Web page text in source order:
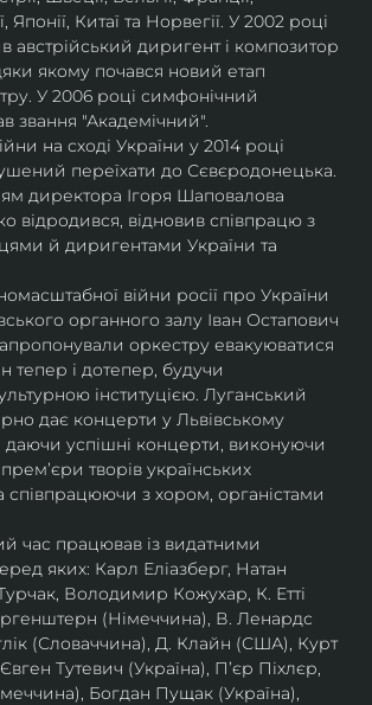
Японії, Китаї та Норвегії. У 2002 році
австрійський диригент і композитор
якому почався новий етап
У 2006 році симфонічний
звання "Академічний".
на сході України у 2014 році
переїхати до Сєвєродонецька.
директора Ігоря Шаповалова
відродився, відновив співпрацю з
й диригентами України та
війни росії про України
органного залу Іван Остапович
оркестру евакуюватися
тепер і дотепер, будучи
інституцією. Луганський
дає концерти у Львівському
даючи успішні концерти, виконуючи
творів українських
співпрацюючи з хором, органістами
час працював із видатними
яких: Карл Еліазберг, Натан
Володимир Кожухар, К. Етті
(Німеччина), В. Ленардс
(Словаччина), Д. Клайн (США), Курт
Тутевич (Україна), П’єр Піхлєр,
Богдан Пущак (Україна),